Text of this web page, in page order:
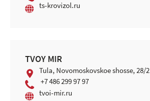
ts-krovizol.ru
TVOY MIR
Tula, Novomoskovskoe shosse, 28/2
+7 486 299 97 97
tvoi-mir.ru